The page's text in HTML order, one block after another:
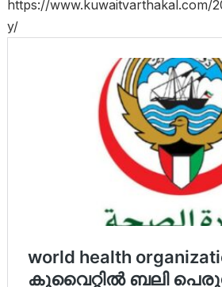
https://www.kuwaitvarthakal.com/
y/